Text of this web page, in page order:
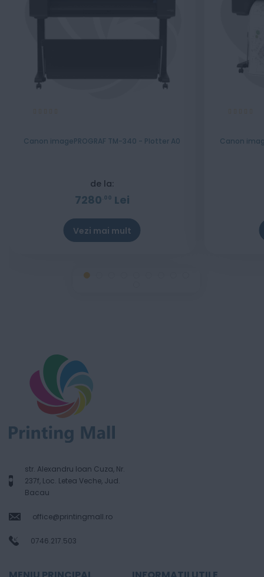
Canon imagePROGRAF TM-340 - Plotter A0
de la:
7280 00 Lei
Vezi mai mult
Canon
str. Alexandru Ioan Cuza, Nr.
237f, Loc. Letea Veche, Jud.
Bacau
office@printingmall.ro
0746.217.503